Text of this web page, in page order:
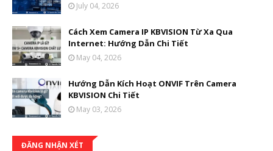
July 04, 2026
Cách Xem Camera IP KBVISION Từ Xa Qua
Internet: Hướng Dẫn Chi Tiết
May 04, 2026
Hướng Dẫn Kích Hoạt ONVIF Trên Camera
KBVISION Chi Tiết
May 03, 2026
ĐĂNG NHẬN XÉT